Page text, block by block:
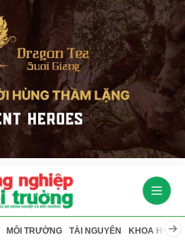
MÔI TRƯỜNG TÀI NGUYÊN KHOA HỌC